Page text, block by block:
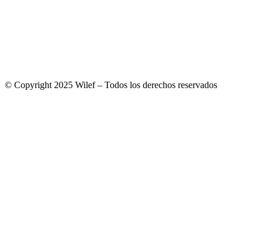
© Copyright 2025 Wilef – Todos los derechos reservados